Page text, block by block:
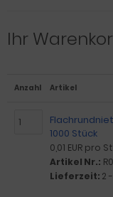
Ihr
Anzahl Artikel
1000 Stück
0,01 EUR pro
Artikel Nr.:
Lieferzeit: 2